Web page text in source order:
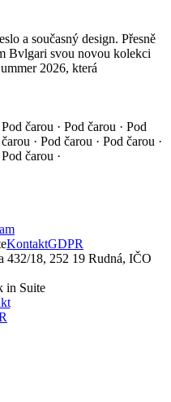
a současný design. Přesně
Bvlgari svou novou kolekci
2026, která
čarou · Pod čarou · Pod
· Pod čarou · Pod čarou ·
čarou ·
KontaktGDPR
432/18, 252 19 Rudná, IČO
in Suite